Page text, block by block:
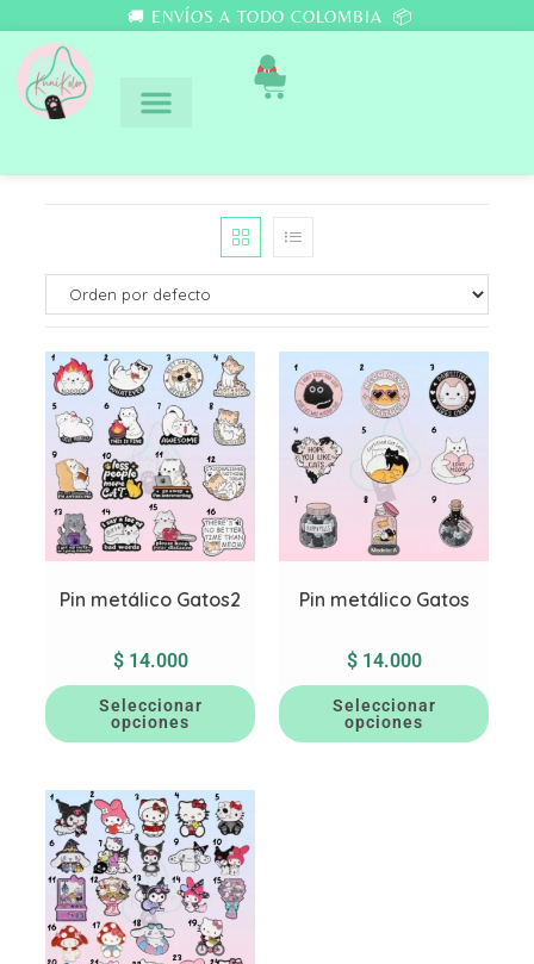
🚚 ENVÍOS A TODO COLOMBIA 📦
0
Pin metálico Gatos2
$14.000
Seleccionar
opciones
Pin metálico Gatos
$14.000
Seleccionar
opciones